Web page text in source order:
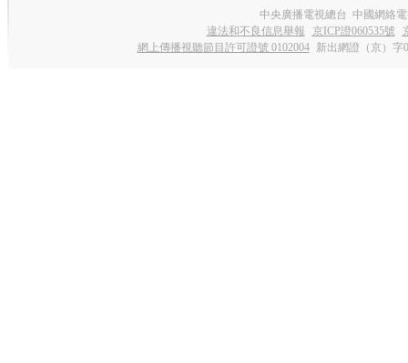
中央廣播電視總台 中國網絡
違法和不良信息舉報
京ICP證060535號
網上傳播視聽節目許可證號 0102004 新出網證（京）